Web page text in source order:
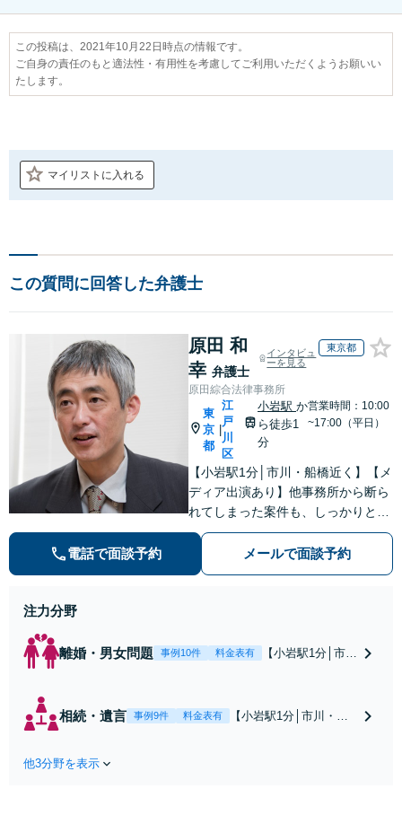
この投稿は、2021年10月22日時点の情報です。
ご自身の責任のもと適法性・有用性を考慮してご利用いただくようお願いい
たします。
マイリストに入れる
この質問に回答した弁護士
原田 和
幸 弁護士
インタビュ
ーを見る
東京都
原田綜合法律事務所
東
京
都
江
戸
川
区
小岩駅か
ら徒歩1
分
営業時間：10:00
~17:00（平日）
【小岩駅1分│市川・船橋近く】【メ
ディア出演あり】他事務所から断ら
れてしまった案件も、しっかりと面
談し、法的アドバイスをいたします
【解決実績約1000件】豊富な離婚調
停・裁判実績あり【不動産業界出
電話で面談予約 メールで面談予約
注力分野
離婚・男女問題 事例10件 料金表有
【小岩駅1分│市
回避、裁判提起前
の和解、子の認知
相続・遺言 事例9件 料金表有
【小岩駅1分│市川・船
他3分野を表示